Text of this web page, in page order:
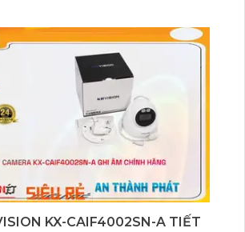
camera sẽ sáng đẹp, cho phép theo
một cách chi tiết. Đặc biệt, việc cài
thiết bị điện thoại dễ dàng, giúp
dõi từ xa mọi lúc mọi nơi một cách
lắp đặt combo này sẽ mang lại sự an
người sử dụng.
KX-CAIF4002SN-A TIẾT